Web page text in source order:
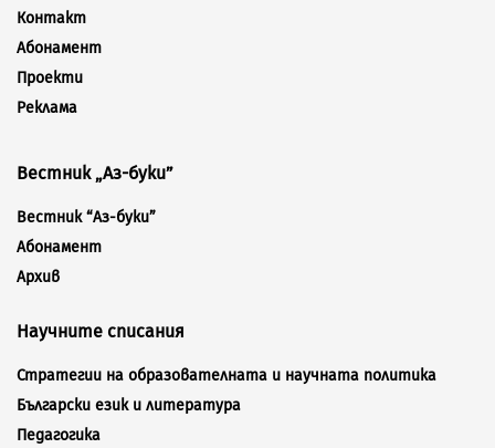
Контакт
Абонамент
Проекти
Реклама
Вестник „Аз-буки”
Вестник “Аз-буки”
Абонамент
Архив
Научните списания
Стратегии на образователната и научната политика
Български език и литература
Педагогика